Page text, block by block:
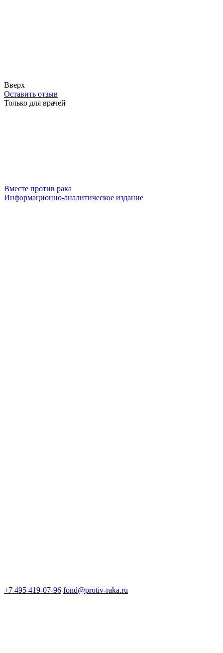
Вверх
Оставить отзыв
Только для врачей
Вместе против рака
Информационно-аналитическое издание
+7 495 419-07-96 fond@protiv-raka.ru